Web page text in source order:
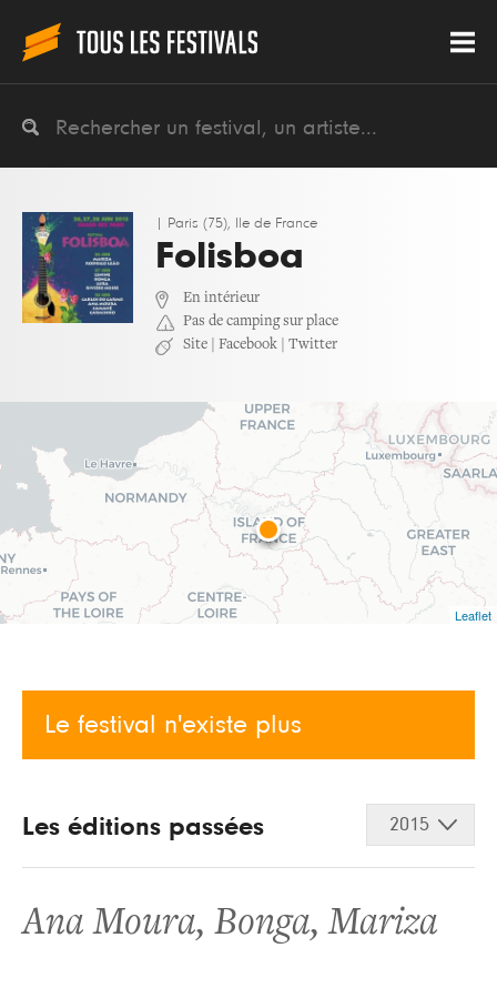
Paris (75), Ile de France
Folisboa
En intérieur
Pas de camping sur place
Site
Facebook Twitter
Leaflet
Le festival n'existe plus
Les éditions passées 2015
Ana Moura, Bonga,Mariza